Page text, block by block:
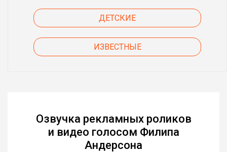
ДЕТСКИЕ
ИЗВЕСТНЫЕ
Озвучка рекламных роликов
и видео голосом Филипа
Андерсона